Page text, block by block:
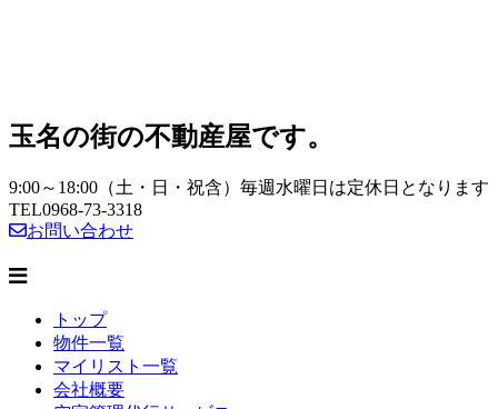
玉名の街の不動産屋です。
9:00～18:00（土・日・祝含）毎週水曜日は定休日となります
TEL0968-73-3318
お問い合わせ
トップ
物件一覧
マイリスト一覧
会社概要